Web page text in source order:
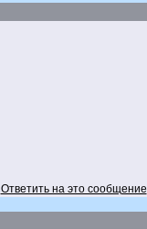
Ответить на это сообщение